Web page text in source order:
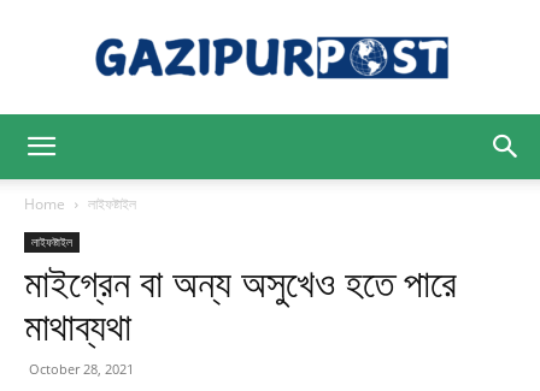
Post
Home লাইফষ্টাইল
লাইফষ্টাইল
মাইগ্রেন বা অন্য অসুখেও হতে পারে
মাথাব্যথা
October 28, 2021